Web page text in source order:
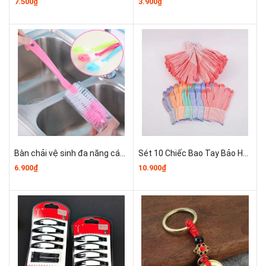
Bàn chải vệ sinh đa năng cán dài dùng để vệ sinh nồi, cốc, tách trà, bình giữ nhiệt, bình sữa trẻ em A1934
6.900₫
Sét 10 Chiếc Bao Tay Bảo Hộ Lao Động ,Găng tay đan sọc nhiều màu, găng tay làm việc, găng tay len A0331
10.900₫